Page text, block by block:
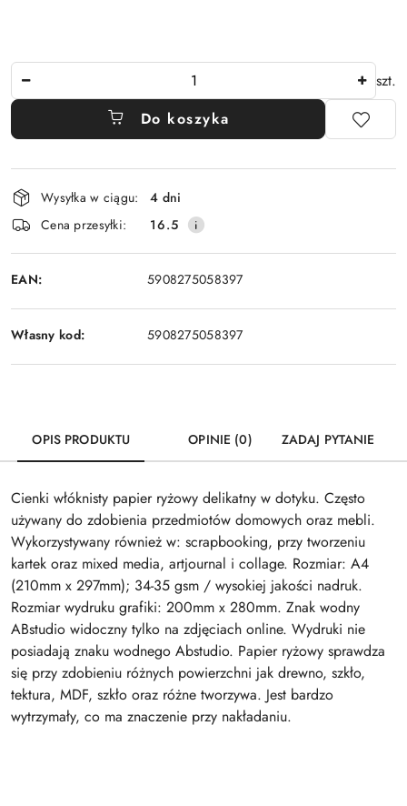
szt.
Do koszyka
Dostępność
i
dostawa
Wysyłka w ciągu:
4 dni
Cena przesyłki:
16.5
EAN: 5908275058397
Własny kod: 5908275058397
OPIS PRODUKTU OPINIE (0) ZADAJ PYTANIE
Cienki włóknisty papier ryżowy delikatny w dotyku. Często
używany do zdobienia przedmiotów domowych oraz mebli.
Wykorzystywany również w: scrapbooking, przy tworzeniu
kartek oraz mixed media, artjournal i collage. Rozmiar: A4
(210mm x 297mm); 34-35 gsm / wysokiej jakości nadruk.
Rozmiar wydruku grafiki: 200mm x 280mm. Znak wodny
ABstudio widoczny tylko na zdjęciach online. Wydruki nie
posiadają znaku wodnego Abstudio. Papier ryżowy sprawdza
się przy zdobieniu różnych powierzchni jak drewno, szkło,
tektura, MDF, szkło oraz różne tworzywa. Jest bardzo
wytrzymały, co ma znaczenie przy nakładaniu.